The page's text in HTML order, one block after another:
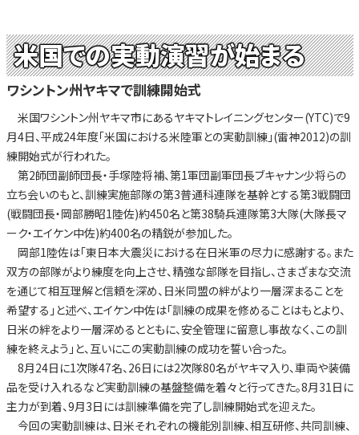
米国での実動演習が始まる
ワシントン州ヤキマで訓練開始式
米国ワシントン州ヤキマ市にあるヤキマトレイニングセンター(YTC)で9
月4日、平成24年度「米国における米陸軍との実動訓練」(雷神2012)の訓
練開始式が行われた。
第2師団副師団長・手塚陸将補、第1軍団副軍団長ブキャナン少将らの
立ち会いのもと、訓練実施部隊の第3普通科連隊を基幹とする第3戦闘団
(戦闘団長・岡部勝昭1陸佐)約450名と第38騎兵連隊第3大隊(大隊長マ
ーク・エイケン中佐)約400名の精鋭が参加した。
岡部1陸佐は「東日本大震災における在日米軍の尽力に感謝する。また
双方の部隊がより練度を向上させ、精強な部隊を目指し、さまざまな交流
を通じて相互理解と信頼を深め、日米同盟の絆がより一層深まることを
希望する」と述べ、エイケン中佐は「訓練の成果を修めることはもとより、
日米の絆をより一層深めるとともに、安全管理に留意し事故なく、この訓
練を終えよう」と、互いにこの実動訓練の成功を誓い合った。
8月24日に1次隊47名、26日には2次隊80名がヤキマ入り、車両や装備
品を受け入れるなど実動訓練の基盤整備を着々と行ってきた。8月31日に
主力が到着、9月3日には訓練準備を完了し訓練開始式を迎えた。
今回の実動訓練は、日米それぞれの機能別訓練、相互研修、共同訓練、